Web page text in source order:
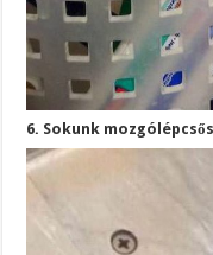
6. Sokunk